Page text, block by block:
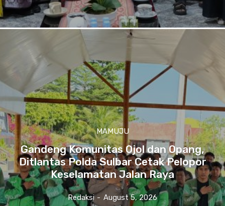
MAMUJU
Gandeng Komunitas Ojol dan Opang,
Ditlantas Polda Sulbar Cetak Pelopor
Keselamatan Jalan Raya
Redaksi - August 5, 2026